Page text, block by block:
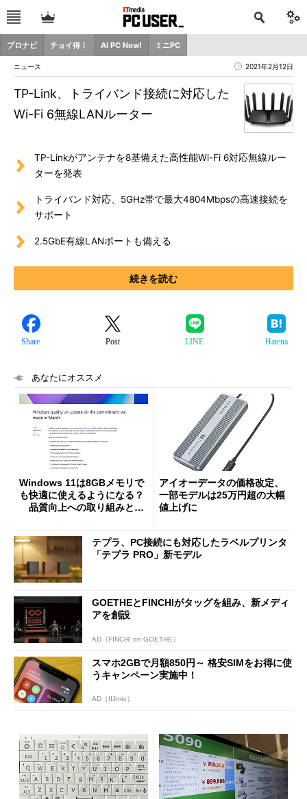
プロナビ チョイ得！ AI PC Now! ミニPC
ニュース 2021年2月12日
TP-Link、トライバンド接続に対応した
Wi-Fi 6無線LANルーター
TP-Linkがアンテナを8基備えた高性能Wi-Fi 6対応無線ルー
ターを発表
トライバンド対応、5GHz帯で最大4804Mbpsの高速接続を
サポート
2.5GbE有線LANポートも備える
続きを読む
Share Post LINE Hatena
あなたにオススメ
Windows 11は8GBメモリで
も快適に使えるようになる？
品質向上への取り組みと
アイオーデータの価格改定、
一部モデルは25万円超の大幅
値上げに
テプラ、PC接続にも対応したラベルプリンタ
「テプラ PRO」新モデル
GOETHEとFINCHIがタッグを組み、新メディ
アを創設
AD（FINCHI on GOETHE）
スマホ2GBで月額850円～ 格安SIMをお得に使
うキャンペーン実施中！
AD（IIJmio）